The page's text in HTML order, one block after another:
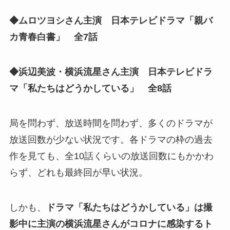
◆ムロツヨシさん主演 日本テレビドラマ「親バ
カ青春白書」 全7話
◆浜辺美波・横浜流星さん主演 日本テレビドラ
マ「私たちはどうかしている」 全8話
局を問わず、放送時間を問わず、多くのドラマが
放送回数が少ない状況です。各ドラマの枠の過去
作を見ても、全10話くらいの放送回数にもかかわ
らず、どれも最終回が早い状況。
しかも、
ドラマ「私たちはどうかしている」は撮
影中に主演の横浜流星さんがコロナに感染するト